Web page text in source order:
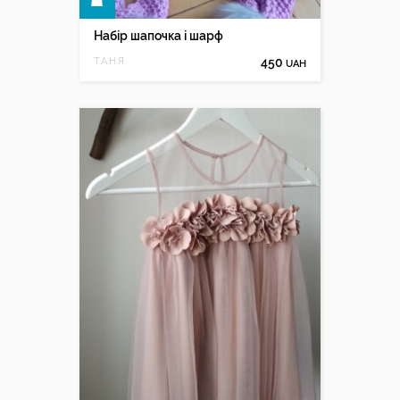
Набір шапочка і шарф
Т.А.Н.Я. 450 UAH